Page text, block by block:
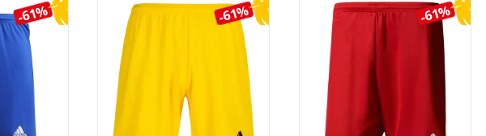
-61% -61% -61%